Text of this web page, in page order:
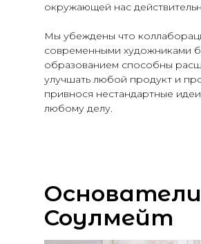
окружающей нас
Мы убеждены что
современными художниками
образованием способны
улучшать любой продукт и
привнося нестандартные
любому делу.
Основатели
Соулмейт